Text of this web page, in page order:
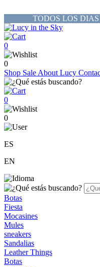
TODOS LOS
0
0
Shop Sale About Lucy
0
0
ES
EN
Botas
Fiesta
Mocasines
Mules
sneakers
Sandalias
Leather Things
Botas